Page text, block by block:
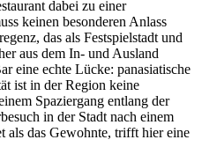
dabei zu einer
keinen besonderen Anlass
das als Festspielstadt und
aus dem In- und Ausland
eine echte Lücke: panasiatische
ist in der Region keine
Spaziergang entlang der
in der Stadt nach einem
als das Gewohnte, trifft hier eine